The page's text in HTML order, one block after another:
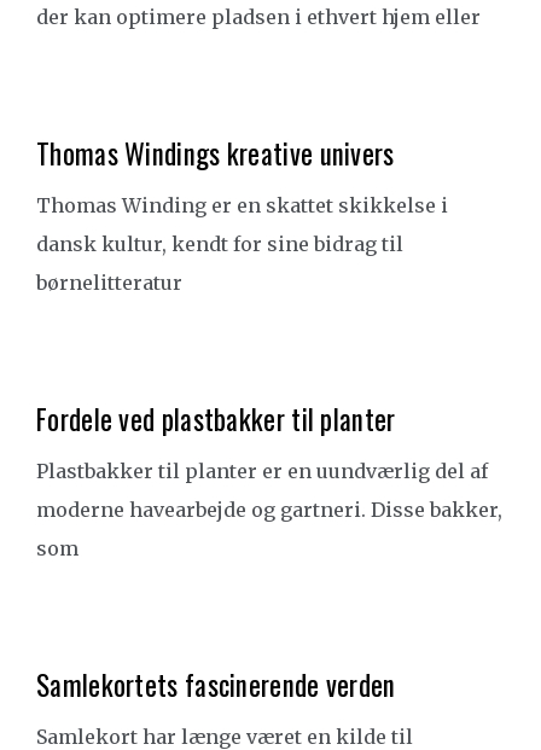
der kan optimere pladsen i ethvert hjem eller
Thomas Windings kreative univers
Thomas Winding er en skattet skikkelse i
dansk kultur, kendt for sine bidrag til
børnelitteratur
Fordele ved plastbakker til planter
Plastbakker til planter er en uundværlig del af
moderne havearbejde og gartneri. Disse bakker,
som
Samlekortets fascinerende verden
Samlekort har længe været en kilde til